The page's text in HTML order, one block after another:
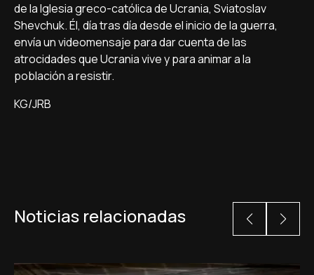
de la Iglesia greco-católica de Ucrania, Sviatoslav
Shevchuk. Él, día tras día desde el inicio de la guerra,
envía un videomensaje para dar cuenta de las
atrocidades que Ucrania vive y para animar a la
población a resistir.
KG/JRB
Noticias relacionadas